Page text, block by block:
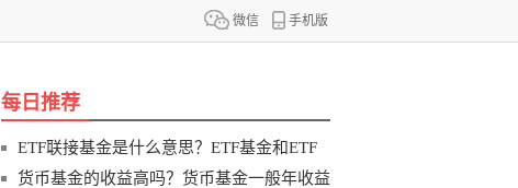
微信 手机版
每日推荐
ETF联接基金是什么意思？ETF基金和ETF
联
货币基金的收益高吗？货币基金一般年收益